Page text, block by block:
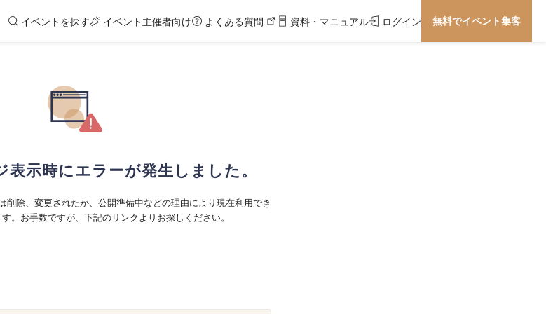
イベントを探す イベント主催者向け よくある質問 資料・マニュアル ログイン 無料でイベント集客
表示時にエラーが発生しました。
削除、変更されたか、公開準備中などの理由により現在利用でき
。お手数ですが、下記のリンクよりお探しください。